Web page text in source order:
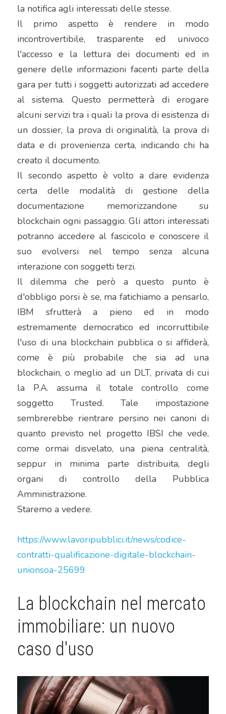
la notifica agli interessati delle stesse.
Il primo aspetto è rendere in modo
incontrovertibile, trasparente ed univoco
l'accesso e la lettura dei documenti ed in
genere delle informazioni facenti parte della
gara per tutti i soggetti autorizzati ad accedere
al sistema. Questo permetterà di erogare
alcuni servizi tra i quali la prova di esistenza di
un dossier, la prova di originalità, la prova di
data e di provenienza certa, indicando chi ha
creato il documento.
Il secondo aspetto è volto a dare evidenza
certa delle modalità di gestione della
documentazione memorizzandone su
blockchain ogni passaggio. Gli attori interessati
potranno accedere al fascicolo e conoscere il
suo evolversi nel tempo senza alcuna
interazione con soggetti terzi.
Il dilemma che però a questo punto è
d'obbligo porsi è se, ma fatichiamo a pensarlo,
IBM sfrutterà a pieno ed in modo
estremamente democratico ed incorruttibile
l'uso di una blockchain pubblica o si affiderà,
come è più probabile che sia ad una
blockchain, o meglio ad un DLT, privata di cui
la P.A. assuma il totale controllo come
soggetto Trusted. Tale impostazione
sembrerebbe rientrare persino nei canoni di
quanto previsto nel progetto IBSI che vede,
come ormai disvelato, una piena centralità,
seppur in minima parte distribuita, degli
organi di controllo della Pubblica
Amministrazione.
Staremo a vedere.
https://www.lavoripubblici.it/news/codice-
contratti-qualificazione-digitale-blockchain-
unionsoa-25699
La blockchain nel mercato
immobiliare: un nuovo
caso d'uso